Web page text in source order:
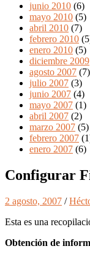
junio 2010 (6)
mayo 2010 (5)
abril 2010 (7)
febrero 2010
enero 2010 (5)
diciembre 2009
agosto 2007 (7)
julio 2007 (3)
junio 2007 (4)
mayo 2007 (1)
abril 2007 (2)
marzo 2007 (5)
febrero 2007
enero 2007 (6)
Configurar
2 agosto, 2007 /
Esta es una
Obtención de